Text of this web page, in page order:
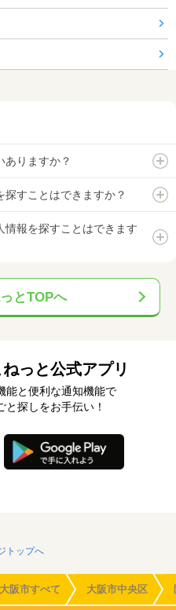
ありますか？
すことはできますか？
情報を探すことはできます
とTOPへ
っと公式アプリ
能と便利な通知機能で
と探しをお手伝い！
トップへ
大阪市すべて 大阪市中央区